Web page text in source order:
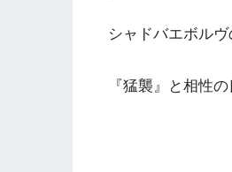
シャドバエボル
『猛襲』と相性